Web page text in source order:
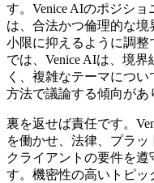
す。Venice AIのポジシ
は、合法かつ倫理的な
小限に抑えるように調整
では、Venice AIは、境
く、複雑なテーマにつ
方法で議論する傾向があ
裏を返せば責任です。
を働かせ、法律、プラ
クライアントの要件を
す。機密性の高いトピ